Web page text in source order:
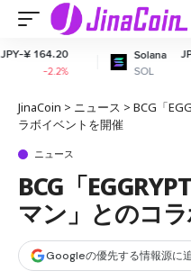
Solana
SOL
JPY-¥ 11,496.65
-1.79%
JinaCoin > ニュース > BCG「
ラボイベントを開催
ニュース
BCG「
マン」とのコ
Googleの優先する情報源に